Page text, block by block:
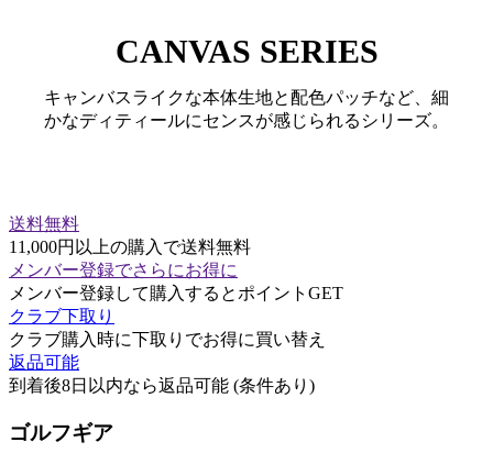
CANVAS SERIES
キャンバスライクな本体生地と配色パッチなど、細
かなディティールにセンスが感じられるシリーズ。
送料無料
11,000円以上の購入で送料無料
メンバー登録でさらにお得に
メンバー登録して購入するとポイントGET
クラブ下取り
クラブ購入時に下取りでお得に買い替え
返品可能
到着後8日以内なら返品可能 (条件あり)
ゴルフギア